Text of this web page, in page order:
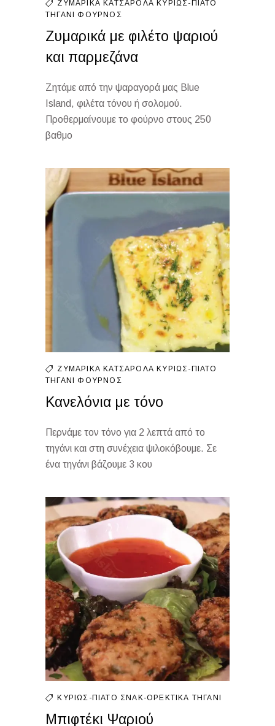
ΖΥΜΑΡΙΚΆ ΚΑΤΣΑΡΌΛΑ ΚΥΡΊΩΣ-ΠΙΆΤΟ
ΤΗΓΆΝΙΦΟΎΡΝΟΣ
Ζυμαρικά με φιλέτο ψαριού
και παρμεζάνα
Ζητάμε από την ψαραγορά μας Blue
Island, φιλέτα τόνου ή σολομού.
Προθερμαίνουμε το φούρνο στους 250
βαθμο
ΖΥΜΑΡΙΚΆ ΚΑΤΣΑΡΌΛΑ ΚΥΡΊΩΣ-ΠΙΆΤΟ
ΤΗΓΆΝΙΦΟΎΡΝΟΣ
Κανελόνια με τόνο
Περνάμε τον τόνο για 2 λεπτά από το
τηγάνι και στη συνέχεια ψιλοκόβουμε. Σε
ένα τηγάνι βάζουμε 3 κου
ΚΥΡΊΩΣ-ΠΙΆΤΟ ΣΝΑΚ-ΟΡΕΚΤΙΚΆ ΤΗΓΆΝΙ
Μπιφτέκι Ψαριού